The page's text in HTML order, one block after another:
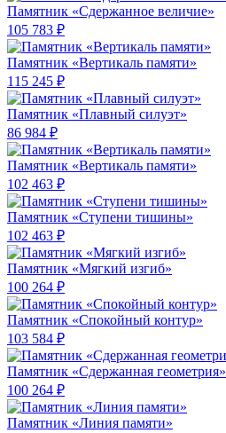
Памятник «Сдержанное величие»
105 783 ₽
Памятник «Вертикаль памяти»
115 245 ₽
Памятник «Плавный силуэт»
86 984 ₽
Памятник «Вертикаль памяти»
102 463 ₽
Памятник «Ступени тишины»
102 463 ₽
Памятник «Мягкий изгиб»
100 264 ₽
Памятник «Спокойный контур»
103 584 ₽
Памятник «Сдержанная геометрия»
100 264 ₽
Памятник «Линия памяти»